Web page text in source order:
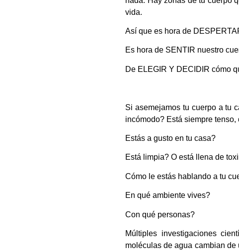
vida.
Así que es hora de
Es hora de SENTIR nuestro
De ELEGIR Y DECIDIR cómo
Si asemejamos tu cuerpo a tu
incómodo? Está siempre
Estás a gusto en tu casa?
Está limpia? O está llena de
Cómo le estás hablando a tu
En qué ambiente vives?
Con qué personas?
Múltiples investigaciones
moléculas de agua cambian de